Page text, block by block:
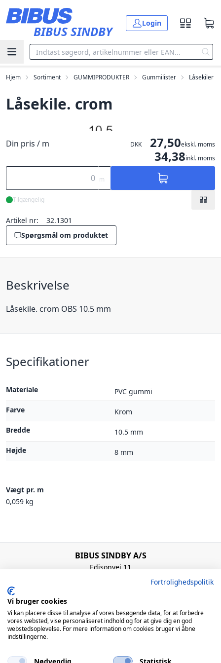
BIBUS SINDBY
Login
Hjem Sortiment GUMMIPRODUKTER Gummilister Låsekiler
Låsekile. crom
Din pris / m DKK 27,50ekskl. moms
34,38inkl. moms
m
Tilgængelig
Artikel nr:
32.1301
Spørgsmål om produktet
Beskrivelse
Låsekile. crom OBS 10.5 mm
Specifikationer
Materiale
PVC gummi
Farve
Krom
Bredde
10.5 mm
Højde
8 mm
Vægt pr. m
0,059 kg
BIBUS SINDBY A/S
Edisonvej 11
Åbningstider
Man – Tors: 8:00 – 16:00 / Fre: 8:00 – 15:00
Fortrolighedspolitik
Vi bruger cookies
Vi kan placere disse til analyse af vores besøgende data, for at forbedre
vores websted, vise personaliseret indhold og for at give dig en god
webstedsoplevelse. For mere information om cookies bruger vi åbne
indstillingerne.
Nødvendig Statistisk